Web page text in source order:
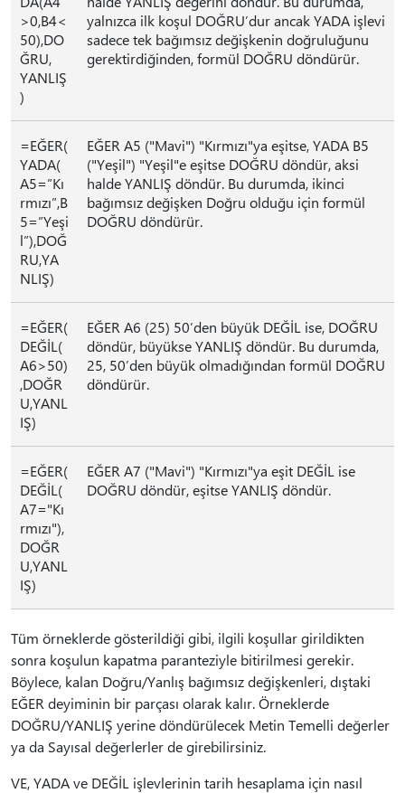
>0,B4<
50),DO
ĞRU,
YANLIŞ
)
yalnızca ilk koşul DOĞRU’dur ancak YADA işlevi
sadece tek bağımsız değişkenin doğruluğunu
gerektirdiğinden, formül DOĞRU döndürür.
=EĞER(
YADA(
A5=”Kı
rmızı”,B
5=”Yeşi
l”),DOĞ
RU,YA
NLIŞ)
EĞER A5 ("Mavi") "Kırmızı"ya eşitse, YADA B5
("Yeşil") "Yeşil"e eşitse DOĞRU döndür, aksi
halde YANLIŞ döndür. Bu durumda, ikinci
bağımsız değişken Doğru olduğu için formül
DOĞRU döndürür.
=EĞER(
DEĞİL(
A6>50)
,DOĞR
U,YANL
IŞ)
EĞER A6 (25) 50’den büyük DEĞİL ise, DOĞRU
döndür, büyükse YANLIŞ döndür. Bu durumda,
25, 50’den büyük olmadığından formül DOĞRU
döndürür.
=EĞER(
DEĞİL(
A7="Kı
rmızı"),
DOĞR
U,YANL
IŞ)
EĞER A7 ("Mavi") "Kırmızı"ya eşit DEĞİL ise
DOĞRU döndür, eşitse YANLIŞ döndür.
Tüm örneklerde gösterildiği gibi, ilgili koşullar girildikten
sonra koşulun kapatma paranteziyle bitirilmesi gerekir.
Böylece, kalan Doğru/Yanlış bağımsız değişkenleri, dıştaki
EĞER deyiminin bir parçası olarak kalır. Örneklerde
DOĞRU/YANLIŞ yerine döndürülecek Metin Temelli değerler
ya da Sayısal değerlerler de girebilirsiniz.
VE, YADA ve DEĞİL işlevlerinin tarih hesaplama için nasıl